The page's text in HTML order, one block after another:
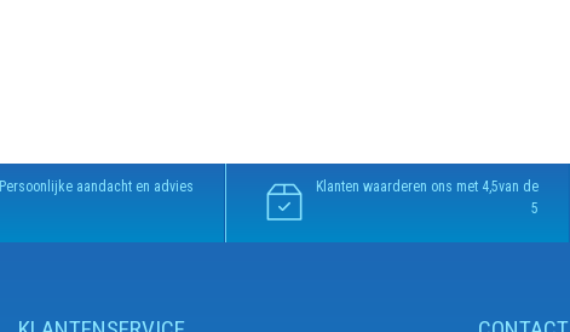
Persoonlijke aandacht en advies
Klanten waarderen ons met 4,5van de
5